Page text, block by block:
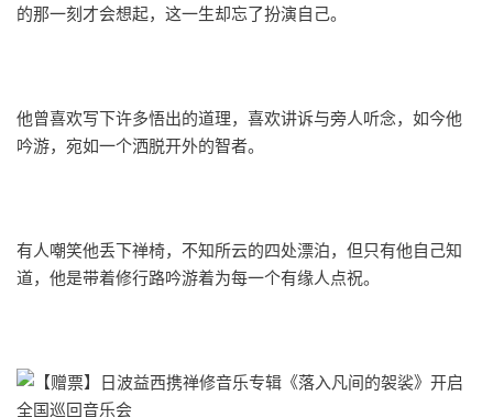
的那一刻才会想起，这一生却忘了扮演自己。
他曾喜欢写下许多悟出的道理，喜欢讲诉与旁人听念，如今他
吟游，宛如一个洒脱开外的智者。
有人嘲笑他丢下禅椅，不知所云的四处漂泊，但只有他自己知
道，他是带着修行路吟游着为每一个有缘人点祝。